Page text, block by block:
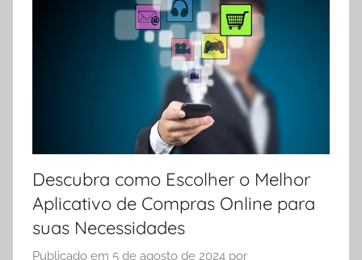
Descubra como Escolher o Melhor
Aplicativo de Compras Online para
suas Necessidades
Publicado em 5 de agosto de 2024 por